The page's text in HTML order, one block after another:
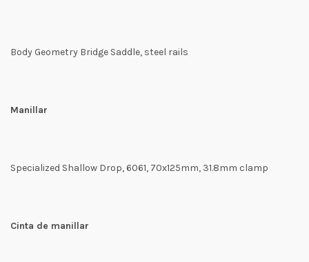
Body Geometry Bridge Saddle, steel rails
Manillar
Specialized Shallow Drop, 6061, 70x125mm, 31.8mm clamp
Cinta de manillar